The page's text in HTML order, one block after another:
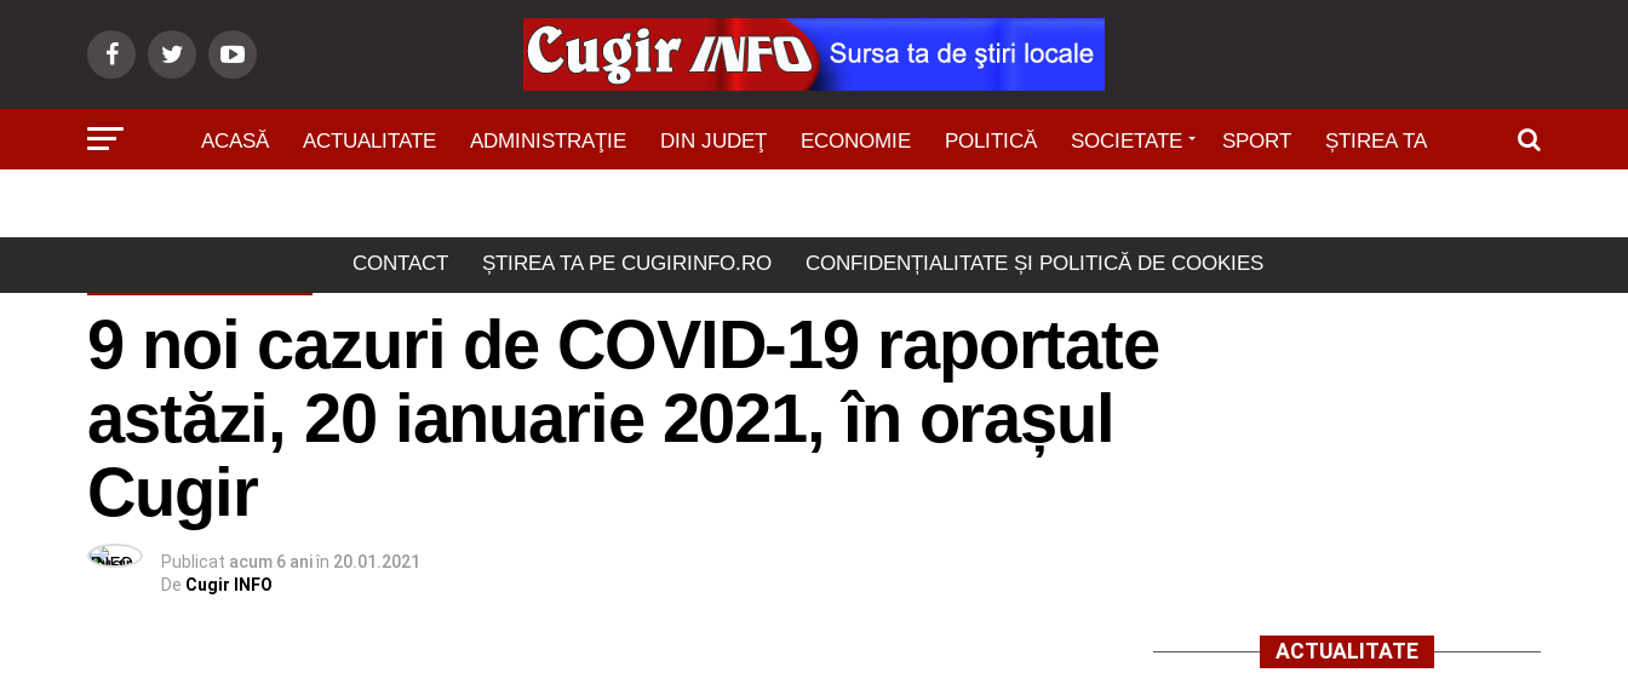
ACASĂ ACTUALITATE ADMINISTRAŢIE DIN JUDEŢ ECONOMIE POLITICĂ SOCIETATE SPORT ȘTIREA TA
CONTACT ȘTIREA TA PE CUGIRINFO.RO CONFIDENȚIALITATE ȘI POLITICĂ DE COOKIES
9 noi cazuri de COVID-19 raportate
astăzi, 20 ianuarie 2021, în orașul
Cugir
Publicat acum 6 aniîn 20.01.2021
De Cugir INFO
ACTUALITATE